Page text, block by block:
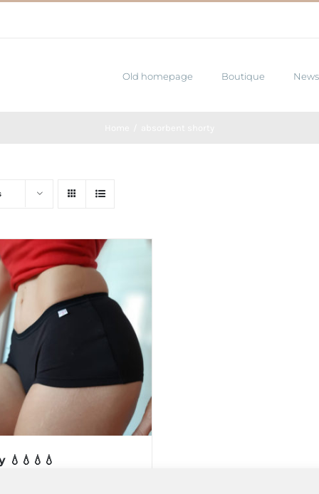
Old homepage Boutique News
💧💧💧💧